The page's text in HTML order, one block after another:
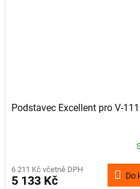
Podstavec Excellent pro V-
6 211 Kč včetně DPH
5 133 Kč Do